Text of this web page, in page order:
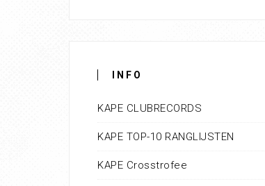
INFO
KAPE CLUBRECORDS
KAPE TOP-10 RANGLIJSTEN
KAPE Crosstrofee